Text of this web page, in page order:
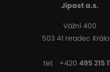
Jipast a.s.
Vážní 400
503 41 Hradec
tel: +420 495 215